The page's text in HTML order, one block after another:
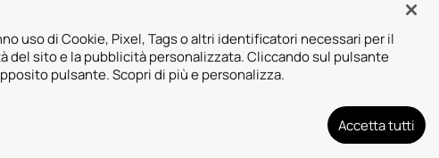
uso di Cookie, Pixel, Tags o altri identificatori necessari per il
sito e la pubblicità personalizzata. Cliccando sul pulsante
pulsante. Scopri di più e personalizza.
Accetta tutti